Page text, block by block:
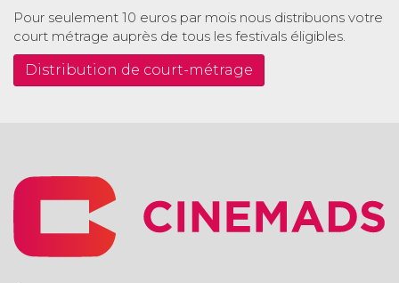
Pour seulement 10 euros par mois nous distribuons votre
court métrage auprès de tous les festivals éligibles.
Distribution de court-métrage